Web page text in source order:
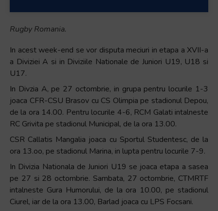
Rugby Romania.
In acest week-end se vor disputa meciuri in etapa a XVII-a
a Diviziei A si in Diviziile Nationale de Juniori U19, U18 si
U17.
In Divzia A, pe 27 octombrie, in grupa pentru locurile 1-3
joaca CFR-CSU Brasov cu CS Olimpia pe stadionul Depou,
de la ora 14.00. Pentru locurile 4-6, RCM Galati intalneste
RC Grivita pe stadionul Municipal, de la ora 13.00.
CSR Callatis Mangalia joaca cu Sportul Studentesc, de la
ora 13.oo, pe stadionul Marina, in lupta pentru locurile 7-9.
In Divizia Nationala de Juniori U19 se joaca etapa a sasea
pe 27 si 28 octombrie. Sambata, 27 octombrie, CTMRTF
intalneste Gura Humorului, de la ora 10.00, pe stadionul
Ciurel, iar de la ora 13.00, Barlad joaca cu LPS Focsani.